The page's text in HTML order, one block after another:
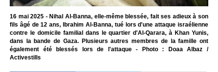
16 mai 2025 - Nihal Al-Banna, elle-même blessée, fait ses adieux à son
fils âgé de 12 ans, Ibrahim Al-Banna, tué lors d'une attaque israélienne
contre le domicile familial dans le quartier d'Al-Qarara, à Khan Yunis,
dans la bande de Gaza. Plusieurs autres membres de la famille ont
également été blessés lors de l'attaque - Photo : Doaa Albaz /
Activestills